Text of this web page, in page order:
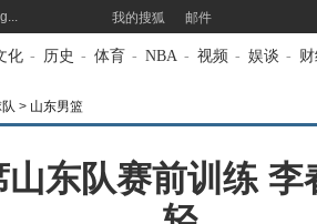
我的搜狐 邮件
化 - 历史 - 体育 - NBA - 视频 - 娱谈 -
> 山东男篮
山东队赛前训练